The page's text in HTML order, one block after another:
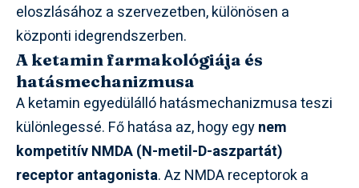
eloszlásához a szervezetben, különösen a
központi idegrendszerben.
A ketamin farmakológiája és
hatásmechanizmusa
A ketamin egyedülálló hatásmechanizmusa teszi
különlegessé. Fő hatása az, hogy egynem
kompetitív NMDA (N-metil-D-aszpartát)
receptor antagonista. Az NMDA receptorok a